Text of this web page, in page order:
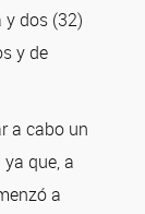
dos (32)
y de
a cabo un
que, a
a